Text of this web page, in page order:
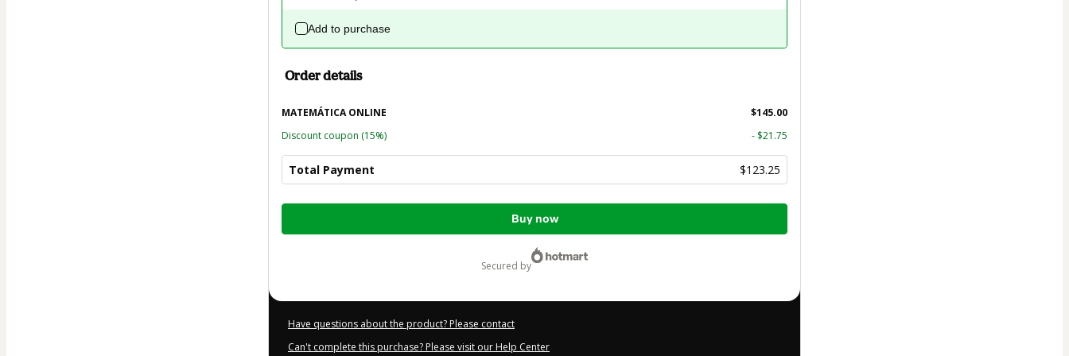
Add to purchase
Order details
MATEMÁTICA ONLINE
$145.00
Discount coupon (15%) - $21.75
Total Payment $123.25
Total
Buy now
secured by
Have questions about the product? Please contact
Can't complete this purchase? Please visit our Help Center